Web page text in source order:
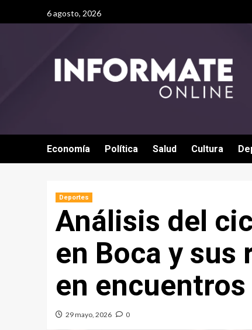
6 agosto, 2026
Economía Política Salud Cultura
Deportes
Análisis del
en Boca y
en
29 mayo, 2026 0